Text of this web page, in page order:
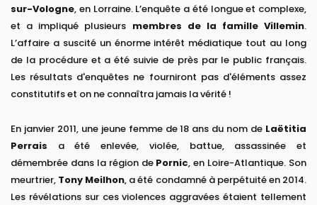
sur-Vologne, en Lorraine. L’enquête a été longue et complexe,
et a impliqué plusieurs membres de la famille Villemin.
L’affaire a suscité un énorme intérêt médiatique tout au long
de la procédure et a été suivie de près par le public français.
Les résultats d'enquêtes ne fourniront pas d'éléments assez
constitutifs et on ne connaîtra jamais la vérité !
En janvier 2011, une jeune femme de 18 ans du nom de Laëtitia
Perrais a été enlevée, violée, battue, assassinée et
démembrée dans la région de Pornic, en Loire-Atlantique. Son
meurtrier, Tony Meilhon, a été condamné à perpétuité en 2014.
Les révélations sur ces violences aggravées étaient tellement